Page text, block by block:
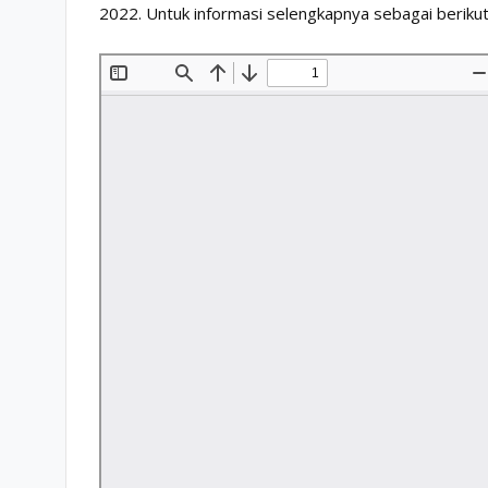
2022. Untuk informasi selengkapnya sebagai